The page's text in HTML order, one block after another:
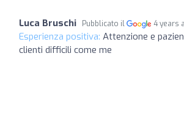
Luca Bruschi Pubblicato il 4 years
Esperienza positiva: Attenzione e
clienti difficili come me